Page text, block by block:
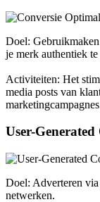
Doel:
je merk authentiek
Activiteiten: Het
media posts van
User-
Doel: Adverteren via
netwerken.